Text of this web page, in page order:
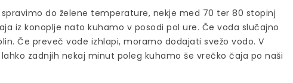
do želene temperature, nekje med 70 ter 80 stopinj
iz konoplje nato kuhamo v posodi pol ure. Če voda slučajno
Če preveč vode izhlapi, moramo dodajati svežo vodo. V
zadnjih nekaj minut poleg kuhamo še vrečko čaja po naši